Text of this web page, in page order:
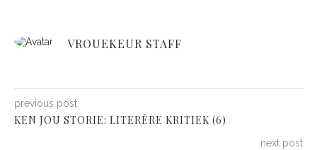
VROUEKEUR STAFF
previous post
KEN JOU STORIE: LITERÊRE KRITIEK (6)
next post